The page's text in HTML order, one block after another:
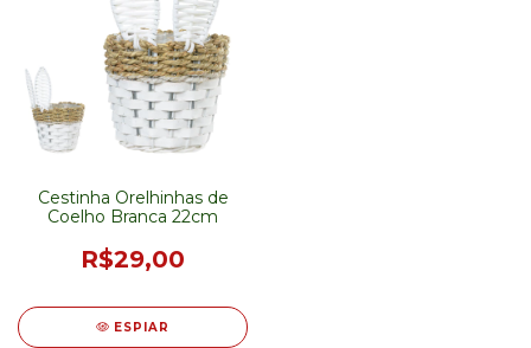
Cestinha Orelhinhas de
Coelho Branca 22cm
R$29,00
ESPIAR